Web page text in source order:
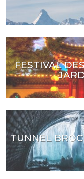
FESTIVAL
TUNNEL